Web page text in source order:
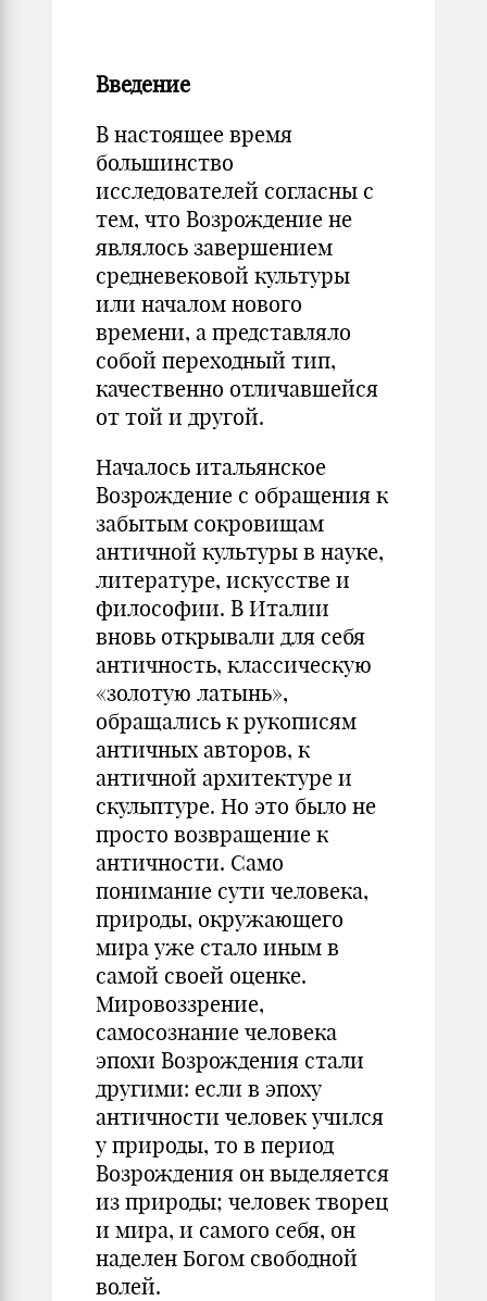
Введение
В настоящее время
большинство
исследователей согласны с
тем, что Возрождение не
являлось завершением
средневековой культуры
или началом нового
времени, а представляло
собой переходный тип,
качественно отличавшейся
от той и другой.
Началось итальянское
Возрождение с обращения к
забытым сокровищам
античной культуры в науке,
литературе, искусстве и
философии. В Италии
вновь открывали для себя
античность, классическую
«золотую латынь»,
обращались к рукописям
античных авторов, к
античной архитектуре и
скульптуре. Но это было не
просто возвращение к
античности. Само
понимание сути человека,
природы, окружающего
мира уже стало иным в
самой своей оценке.
Мировоззрение,
самосознание человека
эпохи Возрождения стали
другими: если в эпоху
античности человек учился
у природы, то в период
Возрождения он выделяется
из природы; человек творец
и мира, и самого себя, он
наделен Богом свободной
волей.